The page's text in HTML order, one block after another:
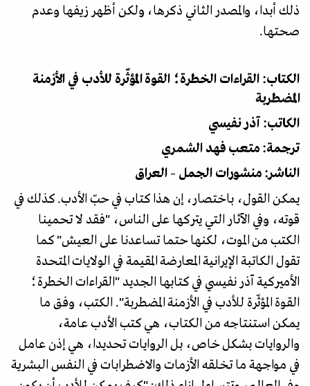
ذلك أبدا، والمصدر الثاني ذكرها، ولكن أظهر زيفها وعدم
صحتها.
الكتاب: القراءات الخطرة؛ القوة المؤثّرة للأدب في الأزمنة
المضطربة
الكاتب: آذر نفيسي
ترجمة: متعب فهد الشمري
الناشر: منشورات الجمل – العراق
يمكن القول، باختصار، إن هذا كتاب في حبّ الأدب. كذلك في
قوته، وفي الآثار التي يتركها على الناس، "فقد لا تحمينا
الكتب من الموت، لكنها حتما تساعدنا على العيش" كما
تقول الكاتبة الإيرانية المعارضة المقيمة في الولايات المتحدة
الأميركية آذر نفيسي في كتابها الجديد "القراءات الخطرة؛
القوة المؤثّرة للأدب في الأزمنة المضطربة". الكتب، وفق ما
يمكن استنتاجه من الكتاب، هي كتب الأدب عامة،
والروايات بشكل خاص، بل الروايات تحديدا، هي إذن عامل
في مواجهة ما تخلقه الأزمات والاضطرابات في النفس البشرية